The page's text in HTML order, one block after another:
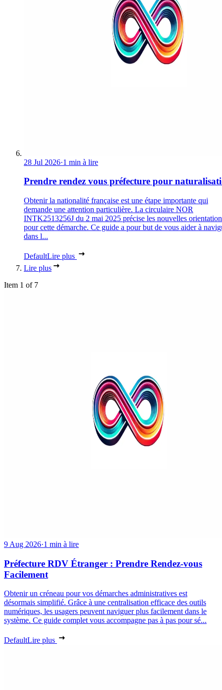
28 Jul 2026·1 min à lire
Prendre rendez vous préfecture pour
Obtenir la nationalité française est une étape importante qui
demande une attention particulière. La circulaire NOR
INTK2513256J du 2 mai 2025 précise les nouvelles
pour cette démarche. Ce guide a pour but de vous aider à
dans l...
DefaultLire plus
Lire plus
Item 1 of 7
9 Aug 2026·1 min à lire
Préfecture RDV Étranger : Prendre Rendez-vous
Facilement
Obtenir un créneau pour vos démarches administratives est
désormais simplifié. Grâce à une centralisation efficace des outils
numériques, les usagers peuvent naviguer plus facilement dans le
système. Ce guide complet vous accompagne pas à pas pour sé...
DefaultLire plus